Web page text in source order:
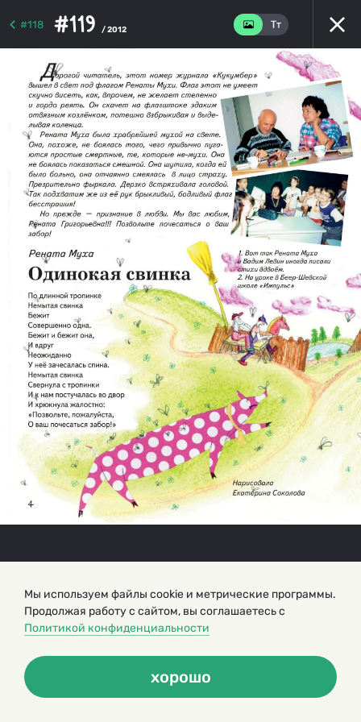
#118 #119 / 2012
Мы используем файлы cookie и метрические программы.
Продолжая работу с сайтом, вы соглашаетесь с
Политикой конфиденциальности
хорошо